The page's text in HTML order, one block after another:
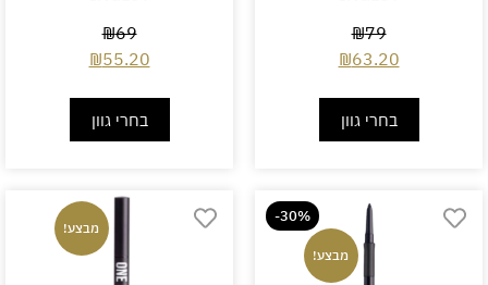
₪79
₪63.20
בחרי גוון
₪69
₪55.20
בחרי גוון
-30%
מבצע!
מבצע!